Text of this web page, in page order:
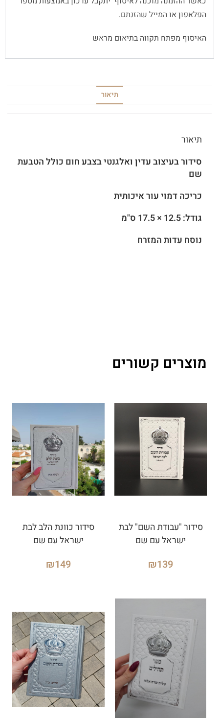
הפלאפון או המייל שהזנתם.
האיסוף מפתח תקווה בתיאום מראש
תיאור
תיאור
סידור בעיצוב עדין ואלגנטי בצבע חום כולל הטבעת
שם
כריכה דמוי עור איכותית
גודל: 12.5 × 17.5 ס"מ
נוסח עדות המזרח
מוצרים קשורים
סידור "עבודת השם" לבת
ישראל עם שם
₪139
סידור כוונת הלב לבת
ישראל עם שם
₪149